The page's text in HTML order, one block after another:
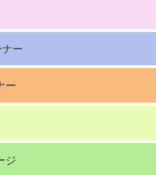
ー
ー
ジ